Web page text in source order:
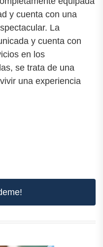
y cuenta con una
La
y cuenta con
en los
se trata de una
una experiencia